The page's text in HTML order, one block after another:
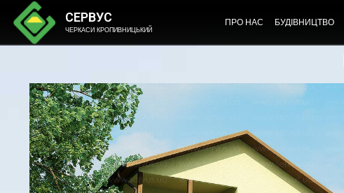
СЕРВУС
ЧЕРКАСИ КРОПИВНИЦЬКИЙ
ПРО НАС БУДІВНИЦТВО